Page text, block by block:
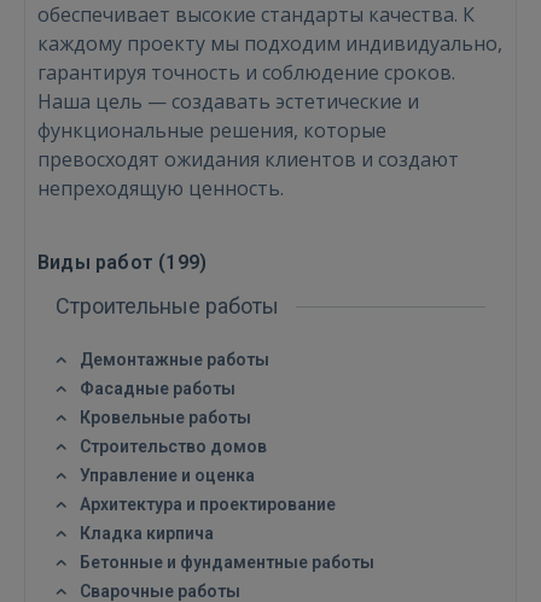
обеспечивает высокие стандарты качества. К
каждому проекту мы подходим индивидуально,
гарантируя точность и соблюдение сроков.
Наша цель — создавать эстетические и
функциональные решения, которые
превосходят ожидания клиентов и создают
непреходящую ценность.
Виды работ (199)
Строительные работы
Демонтажные работы
Фасадные работы
Кровельные работы
Строительство домов
Управление и оценка
Архитектура и проектирование
Кладка кирпича
Бетонные и фундаментные работы
Сварочные работы